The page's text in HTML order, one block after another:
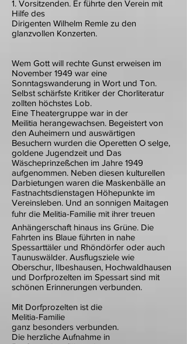
1. Vorsitzenden. Er führte den Verein mit
Hilfe des
Dirigenten Wilhelm Remle zu den
glanzvollen Konzerten.
Wem Gott will rechte Gunst erweisen im
November 1949 war eine
Sonntagswanderung in Wort und Ton.
Selbst schärfste Kritiker der Chorliteratur
zollten höchstes Lob.
Eine Theatergruppe war in der
Meilitia herangewachsen. Begeistert von
den Auheimern und auswärtigen
Besuchern wurden die Operetten O selge,
goldene Jugendzeit und Das
Wäscheprinzeßchen im Jahre 1949
aufgenommen. Neben diesen kulturellen
Darbietungen waren die Maskenbälle an
Fastnachtsdienstagen Höhepunkte im
Vereinsleben. Und an sonnigen Maitagen
fuhr die Melitia-Familie mit ihrer treuen
Anhängerschaft hinaus ins Grüne. Die
Fahrten ins Blaue führten in nahe
Spessarttäler und Rhöndörfer oder auch
Taunuswälder. Ausflugsziele wie
Oberschur, Ilbeshausen, Hochwaldhausen
und Dorfprozelten im Spessart sind mit
schönen Erinnerungen verbunden.
Mit Dorfprozelten ist die
Melitia-Familie
ganz besonders verbunden.
Die herzliche Aufnahme in